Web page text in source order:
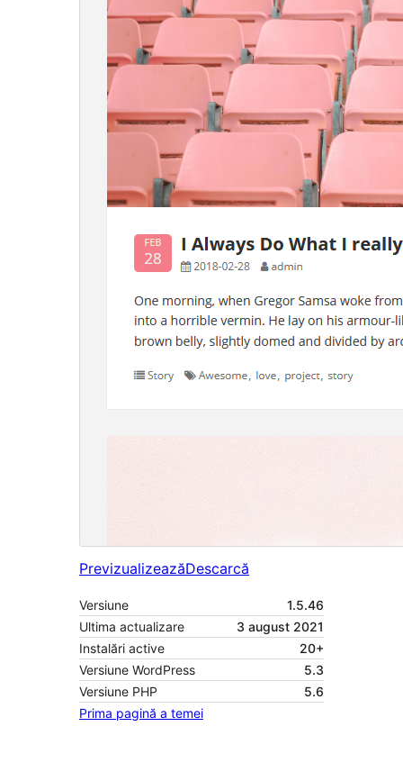
PrevizualizeazăDescarcă
Versiune
1.5.46
Ultima actualizare
3 august 2021
Instalări active
20+
Versiune WordPress
5.3
Versiune PHP
5.6
Prima pagină a temei